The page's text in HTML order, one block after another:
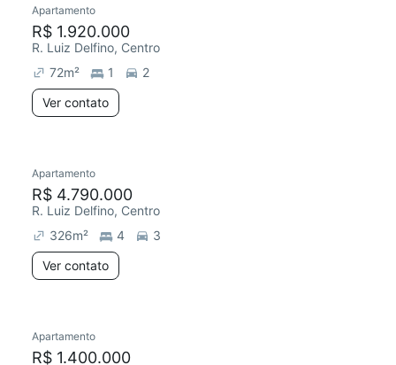
Apartamento
R$ 1.920.000
R. Luiz Delfino, Centro
72m² 1
2
Ver contato
Apartamento
R$ 4.790.000
R. Luiz Delfino, Centro
326m² 4
3
Ver contato
Apartamento
R$ 1.400.000